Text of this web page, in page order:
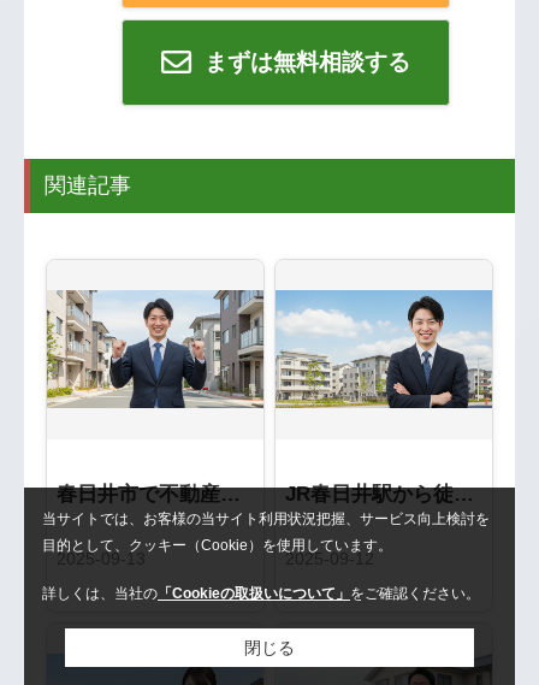
まずは無料相談する
関連記事
春日井市で不動産売却を成功させる完全ガイド：地域密着「いろは屋」が教える5つの秘訣
2025-09-13
JR春日井駅から徒歩1分！アクセス抜群の不動産のいろは屋をご利用ください
2025-09-12
当サイトでは、お客様の当サイト利用状況把握、サービス向上検討を
目的として、クッキー（Cookie）を使用しています。
詳しくは、当社の 「Cookieの取扱いについて」 をご確認ください。
閉じる